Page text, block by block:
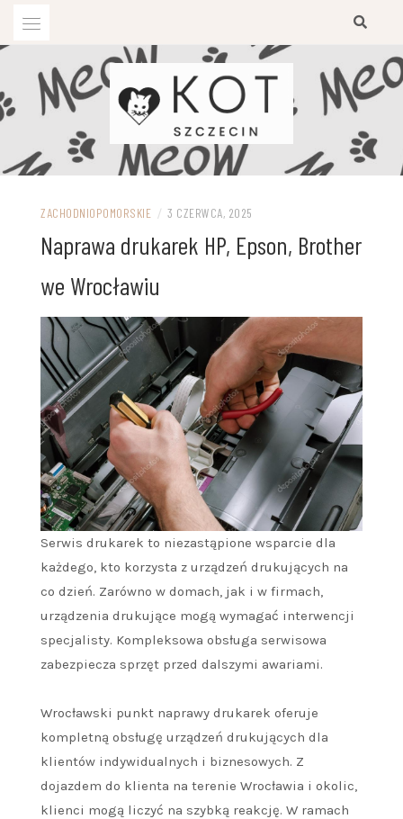
treści
ZACHODNIOPOMORSKIE / 3 CZERWCA, 2025
Naprawa drukarek HP, Epson, Brother
we Wrocławiu
Serwis drukarek to niezastąpione wsparcie dla
każdego, kto korzysta z urządzeń drukujących na
co dzień. Zarówno w domach, jak i w firmach,
urządzenia drukujące mogą wymagać interwencji
specjalisty. Kompleksowa obsługa serwisowa
zabezpiecza sprzęt przed dalszymi awariami.
Wrocławski punkt naprawy drukarek oferuje
kompletną obsługę urządzeń drukujących dla
klientów indywidualnych i biznesowych. Z
dojazdem do klienta na terenie Wrocławia i okolic,
klienci mogą liczyć na szybką reakcję. W ramach